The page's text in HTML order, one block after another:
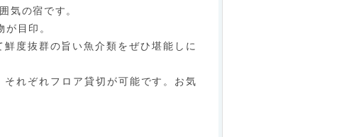
気の宿です。
目印。
度抜群の旨い魚介類をぜひ堪能しに
れぞれフロア貸切が可能です。お気